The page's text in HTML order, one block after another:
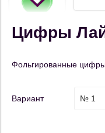
Цифры
Фольгированные
Вариант